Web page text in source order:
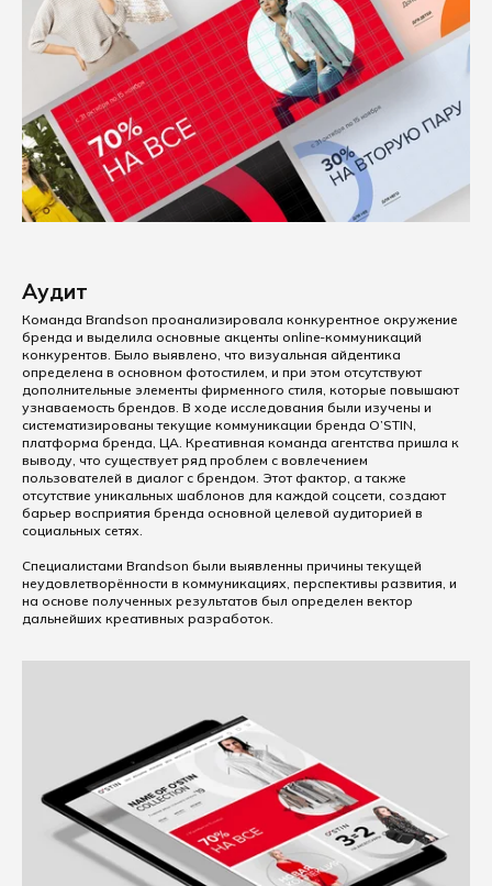
Аудит
Команда Brandson проанализировала конкурентное окружение
бренда и выделила основные акценты online-коммуникаций
конкурентов. Было выявлено, что визуальная айдентика
определена в основном фотостилем, и при этом отсутствуют
дополнительные элементы фирменного стиля, которые повышают
узнаваемость брендов. В ходе исследования были изучены и
систематизированы текущие коммуникации бренда O’STIN,
платформа бренда, ЦА. Креативная команда агентства пришла к
выводу, что существует ряд проблем с вовлечением
пользователей в диалог с брендом. Этот фактор, а также
отсутствие уникальных шаблонов для каждой соцсети, создают
барьер восприятия бренда основной целевой аудиторией в
социальных сетях.
Специалистами Brandson были выявленны причины текущей
неудовлетворённости в коммуникациях, перспективы развития, и
на основе полученных результатов был определен вектор
дальнейших креативных разработок.